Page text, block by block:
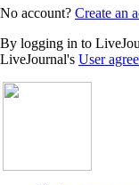
No account? Create an
By logging in to
LiveJournal's User